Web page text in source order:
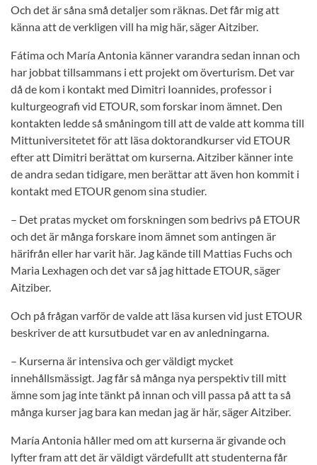
Och det är såna små detaljer som räknas. Det får mig att
känna att de verkligen vill ha mig här, säger Aitziber.
Fátima och María Antonia känner varandra sedan innan och
har jobbat tillsammans i ett projekt om överturism. Det var
då de kom i kontakt med Dimitri Ioannides, professor i
kulturgeografi vid ETOUR, som forskar inom ämnet. Den
kontakten ledde så småningom till att de valde att komma till
Mittuniversitetet för att läsa doktorandkurser vid ETOUR
efter att Dimitri berättat om kurserna. Aitziber känner inte
de andra sedan tidigare, men berättar att även hon kommit i
kontakt med ETOUR genom sina studier.
– Det pratas mycket om forskningen som bedrivs på ETOUR
och det är många forskare inom ämnet som antingen är
härifrån eller har varit här. Jag kände till Mattias Fuchs och
Maria Lexhagen och det var så jag hittade ETOUR, säger
Aitziber.
Och på frågan varför de valde att läsa kursen vid just ETOUR
beskriver de att kursutbudet var en av anledningarna.
– Kurserna är intensiva och ger väldigt mycket
innehållsmässigt. Jag får så många nya perspektiv till mitt
ämne som jag inte tänkt på innan och vill passa på att ta så
många kurser jag bara kan medan jag är här, säger Aitziber.
María Antonia håller med om att kurserna är givande och
lyfter fram att det är väldigt värdefullt att studenterna får